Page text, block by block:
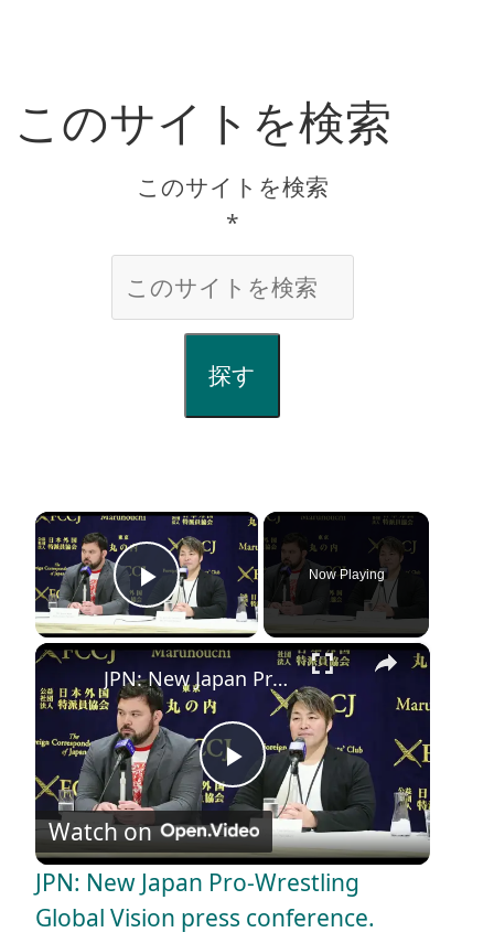
このサイトを検索
このサイトを検索
*
探す
×
Play Video
Now Playing
×
P
l
a
JPN: New Japan Pro-Wrestling Global Vision press conference.
Watch on
JPN: New Japan Pro-Wrestling
Global Vision press conference.